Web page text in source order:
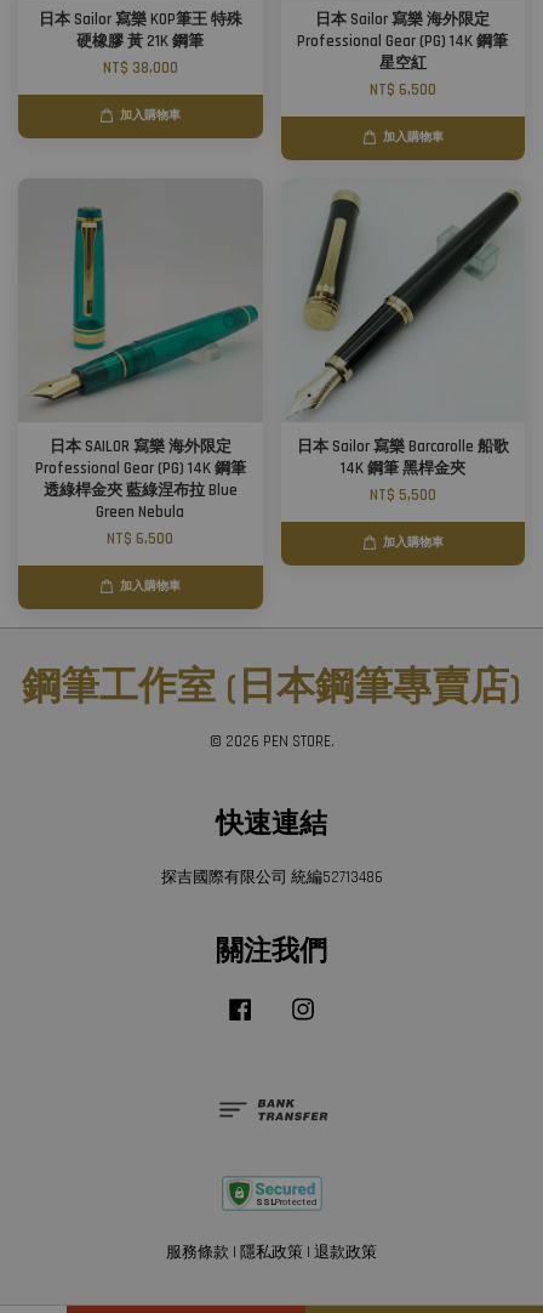
日本 Sailor 寫樂 KOP筆王 特殊
硬橡膠 黃 21K 鋼筆
NT$ 38,000
加入購物車
日本 Sailor 寫樂 海外限定
Professional Gear (PG) 14K 鋼筆
星空紅
NT$ 6,500
加入購物車
日本 SAILOR 寫樂 海外限定
Professional Gear (PG) 14K 鋼筆
透綠桿金夾 藍綠涅布拉 Blue
Green Nebula
NT$ 6,500
加入購物車
日本 Sailor 寫樂 Barcarolle 船歌
14K 鋼筆 黑桿金夾
NT$ 5,500
加入購物車
鋼筆工作室 (日本鋼筆專賣店)
© 2026 PEN STORE.
快速連結
探吉國際有限公司 統編52713486
關注我們
Facebook
服務條款 | 隱私政策 | 退款政策